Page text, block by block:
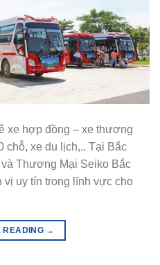
xe hợp đồng – xe thương
chỗ, xe du lịch,.. Tại Bắc
Thương Mại Seiko Bắc
vị uy tín trong lĩnh vực cho
READING →